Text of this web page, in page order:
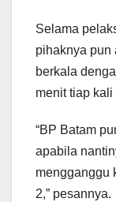
Selama
pihaknya pun
berkala
menit tiap
“BP Batam
apabila
mengganggu
2,” pesannya.